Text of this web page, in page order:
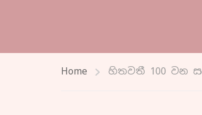
Home හිතවතී 100 වන